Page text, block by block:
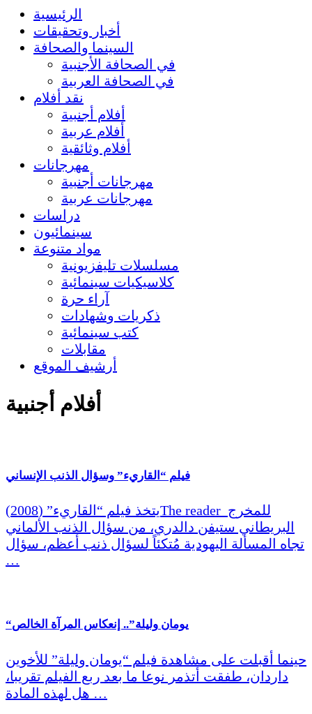
الرئيسية
أخبار وتحقيقات
السينما والصحافة
في الصحافة الأجنبية
في الصحافة العربية
نقد أفلام
أفلام أجنبية
أفلام عربية
أفلام وثائقية
مهرجانات
مهرجانات أجنبية
مهرجانات عربية
دراسات
سينمائيون
مواد متنوعة
مسلسلات تليفزيونية
كلاسيكيات سينمائية
آراء حرة
ذكريات وشهادات
كتب سينمائية
مقابلات
أرشيف الموقع
أفلام أجنبية
فيلم “القاريء” وسؤال الذنب الإنساني
يتخذ فيلم “القاريء” (2008)The reader للمخرج
البريطاني ستيفن دالدري، من سؤال الذنب الألماني
تجاه المسألة اليهودية مُتكئاً لسؤال ذنب أعظم، سؤال
…
“يومان وليلة”.. إنعكاس المرآة الخالص
حينما أقبلت على مشاهدة فيلم “يومان وليلة” للأخوين
داردان، طفقت أتذمر نوعا ما بعد ربع الفيلم تقريبا،
هل لهذه المادة …